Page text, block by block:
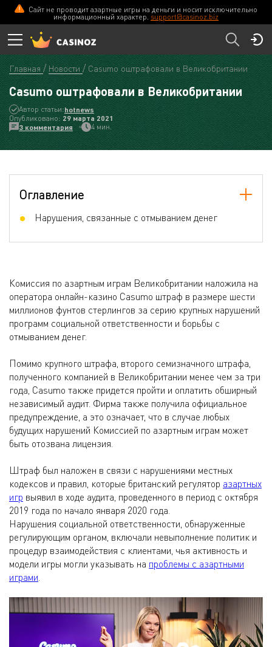
Сайт не проводит азартные игры на деньги и носит исключительно
информационный характер. support@casinoz.biz
Главная Новости Casumo оштрафовали в Великобритании
Casumo оштрафовали в Великобритании
Автор статьи:hotnews
Опубликовано:29 мартa 2021
3 комментария
4 мин.
Оглавление
Нарушения, связанные с отмыванием денег
Комиссия по азартным играм Великобритании наложила на
оператора онлайн-казино Casumo штраф в размере шести
миллионов фунтов стерлингов за серию крупных нарушений
программ социальной ответственности и борьбы с
отмыванием денег.
Помимо крупного штрафа, второго семизначного штрафа,
полученного компанией в Великобритании менее чем за три
года, Casumo также придется пройти и оплатить обширный
независимый аудит. Фирма также получила официальное
предупреждение, а это означает, что в случае любых
будущих нарушений Комиссией по азартным играм может
быть отозвана лицензия.
Штраф был наложен в связи с нарушениями местных
кодексов и правил, которые британский регулятор азартных
игр выявил в ходе аудита, проведенного в период с октября
2019 года по начало января 2020 года.
Нарушения социальной ответственности, обнаруженные
регулирующим органом, включали невыполнение политик и
процедур взаимодействия с клиентами, чья активность и
модели игры могли указывать на проблемы с азартными
играми.